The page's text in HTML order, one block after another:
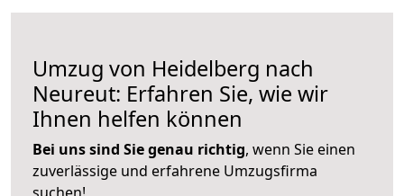
Umzug von Heidelberg nach
Neureut: Erfahren Sie, wie wir
Ihnen helfen können
Bei uns sind Sie genau richtig, wenn Sie einen
zuverlässige und erfahrene Umzugsfirma